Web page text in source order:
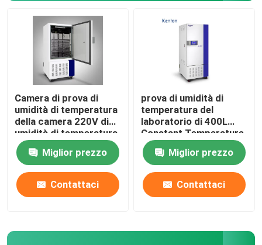
Camera di prova di
umidità di temperatura
della camera 220V di
umidità di temperatura
dell'OEM
Miglior prezzo
Contattaci
prova di umidità di
temperatura del
laboratorio di 400L
Constant Temperature
And Humidity Chamber
Miglior prezzo
Contattaci